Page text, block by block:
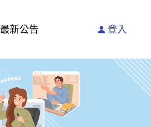
最新公告 登入